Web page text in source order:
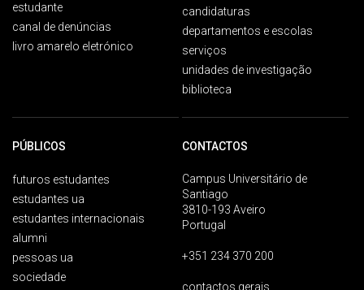
estudante
canal de denúncias
livro amarelo eletrónico
candidaturas
departamentos e escolas
serviços
unidades de investigação
biblioteca
PÚBLICOS
futuros estudantes
estudantes ua
estudantes internacionais
alumni
pessoas ua
sociedade
CONTACTOS
Campus Universitário de
Santiago
3810-193 Aveiro
Portugal
+351 234 370 200
contactos gerais